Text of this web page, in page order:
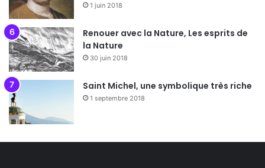
1 juin 2018
Renouer avec la Nature, Les esprits de
la Nature
30 juin 2018
Saint Michel, une symbolique très riche
1 septembre 2018